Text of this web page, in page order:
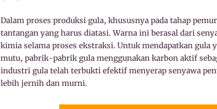
Dalam proses produksi gula, khususnya pada tahap
tantangan yang harus diatasi. Warna ini berasal dari
kimia selama proses ekstraksi. Untuk mendapatkan
mutu, pabrik-pabrik gula menggunakan karbon aktif
industri gula telah terbukti efektif menyerap senyawa
lebih jernih dan murni.